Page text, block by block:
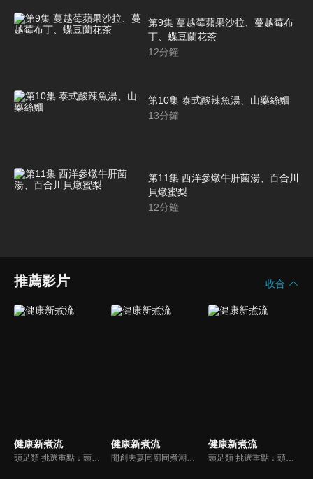
第9集 蔓越莓蘋果沙拉、蔓越莓布
丁、蝶豆蘭花茶
12分鐘
第10集 泰式酸辣魚湯、山藥絲麵
13分鐘
第11集 西洋參燉牛肝菌湯、百合川
貝燉蜜梨
12分鐘
推薦影片 收合
健康新煮流 健康新煮流
開創夫妻同廚同煮潮流的KC夫婦，繼《健康醫食代》後，走出攝影棚，帶大家全台走透透，發掘上帝賞賜的美味食材，內容融合新加坡南洋風和客家純樸味，加上台灣獨特的閩南風情，互相激盪交織出的火花，打造出獨一無二的美食節目。
健康新煮流
頭足類 挑選重點：頭足類利用清洗時去除內臟可以降低膽固醇的攝取。挑選雙眼清澈明亮，眼球稍微凸出，肉質結實有彈性為佳。身體具透明感，觸腕或是吸盤一碰到活體就會吸附住便是新鮮的。